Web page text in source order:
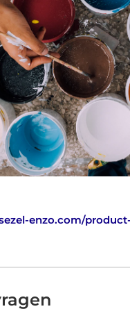
enzo.com/